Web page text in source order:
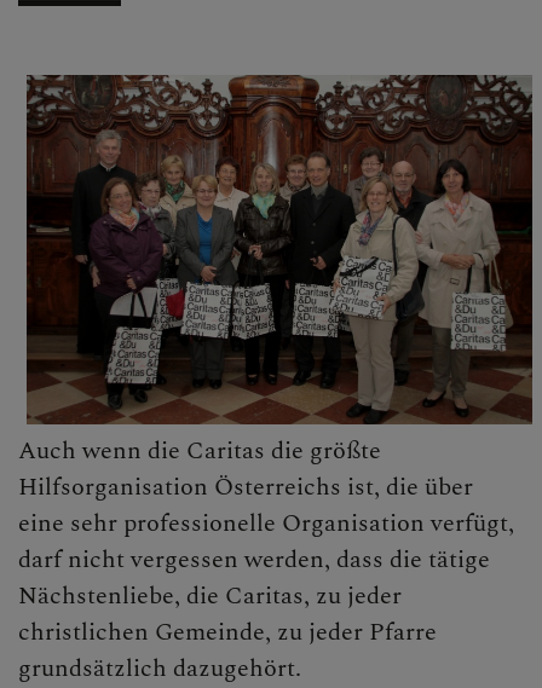
Auch wenn die Caritas die größte
Hilfsorganisation Österreichs ist, die über
eine sehr professionelle Organisation verfügt,
darf nicht vergessen werden, dass die tätige
Nächstenliebe, die Caritas, zu jeder
christlichen Gemeinde, zu jeder Pfarre
grundsätzlich dazugehört.